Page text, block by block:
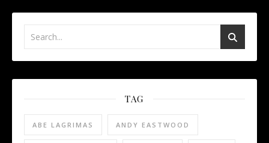
TAG
ABE LAGRIMAS ANDY EASTWOOD